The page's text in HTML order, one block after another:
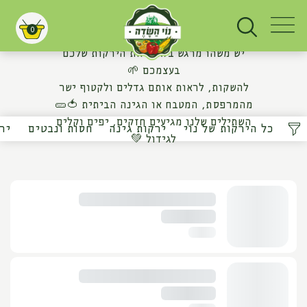
עגלת קניות
0 שתילי ירקות
יש משהו מרגש בלגדל את הירקות שלכם
בעצמכם 🌱
להשקות, לראות אותם גדלים ולקטוף ישר
מהמרפסת, המטבח או הגינה הביתית 🍅🥒
השתילים שלנו מגיעים חזקים, יפים וקלים
לגידול 💚
כל הירקות של נוי ירקות גינה חסות ונבטים